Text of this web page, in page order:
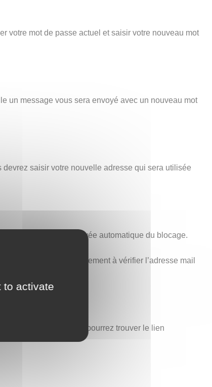
to activate
votre mot de passe actuel et saisir votre nouveau mot
un message vous sera envoyé avec un nouveau mot
saisir votre nouvelle adresse qui sera utilisée
est nécessaire à la levée automatique du blocage.
dessus). Pensez également à vérifier l’adresse mail
erreur.
ici que vous pourrez trouver le lien